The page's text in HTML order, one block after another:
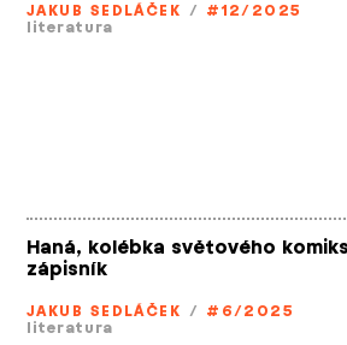
JAKUB SEDLÁČEK / #12/2025
literatura
Haná, kolébka světového
zápisník
JAKUB SEDLÁČEK / #6/2025
literatura